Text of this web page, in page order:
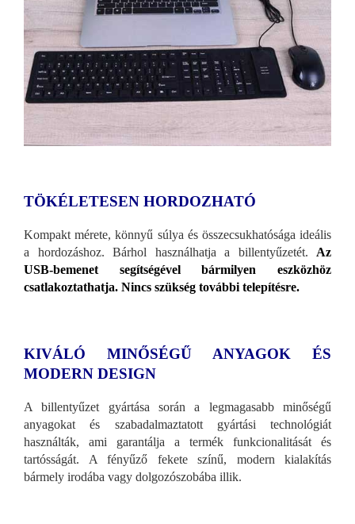
TÖKÉLETESEN HORDOZHATÓ
Kompakt mérete, könnyű súlya és összecsukhatósága ideális
a hordozáshoz. Bárhol használhatja a billentyűzetét. Az
USB-bemenet segítségével bármilyen eszközhöz
csatlakoztathatja. Nincs szükség további telepítésre.
KIVÁLÓ MINŐSÉGŰ ANYAGOK ÉS
MODERN DESIGN
A billentyűzet gyártása során a legmagasabb minőségű
anyagokat és szabadalmaztatott gyártási technológiát
használták, ami garantálja a termék funkcionalitását és
tartósságát. A fényűző fekete színű, modern kialakítás
bármely irodába vagy dolgozószobába illik.